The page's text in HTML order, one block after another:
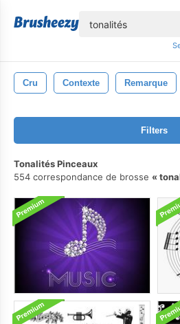
Cru Contexte Remarque
Filters
Tonalités Pinceaux
554 correspondance de brosse